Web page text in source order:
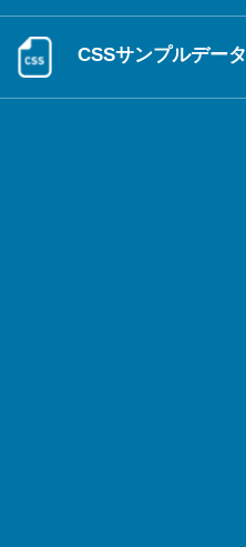
CSSサンプルデータ